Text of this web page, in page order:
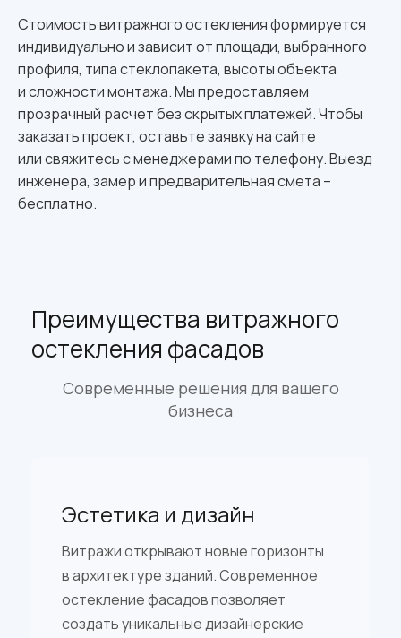
Стоимость витражного остекления формируется
индивидуально и зависит от площади, выбранного
профиля, типа стеклопакета, высоты объекта
и сложности монтажа. Мы предоставляем
прозрачный расчет без скрытых платежей. Чтобы
заказать проект, оставьте заявку на сайте
или свяжитесь с менеджерами по телефону. Выезд
инженера, замер и предварительная смета –
бесплатно.
Преимущества витражного
остекления фасадов
Современные решения для вашего
бизнеса
Эстетика и дизайн
Витражи открывают новые горизонты
в архитектуре зданий. Современное
остекление фасадов позволяет
создать уникальные дизайнерские